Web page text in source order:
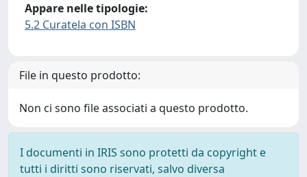
Appare nelle tipologie:
5.2 Curatela con ISBN
File in questo prodotto:
Non ci sono file associati a questo prodotto.
I documenti in IRIS sono protetti da copyright e
tutti i diritti sono riservati, salvo diversa